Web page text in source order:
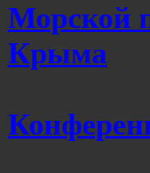
Морской
Крыма